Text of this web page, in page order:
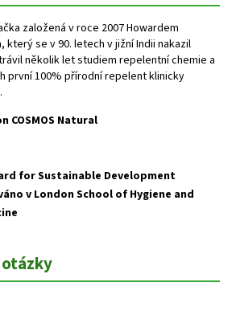
založená v roce 2007 Howardem
se v 90. letech v jižní Indii nakazil
několik let studiem repelentní chemie a
první 100% přírodní repelent klinicky
COSMOS Natural
for Sustainable Development
v London School of Hygiene and